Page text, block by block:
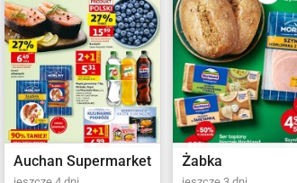
Żabka POLOmarket